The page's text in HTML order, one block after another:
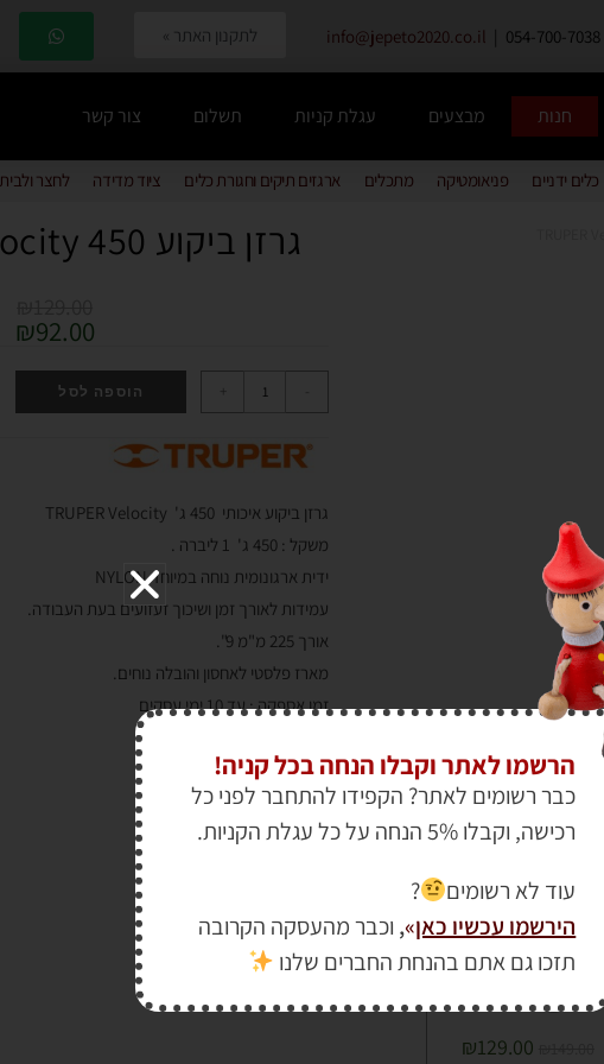
info@jepeto2020.co.il לתקנון האתר »
חנות מבצעים עגלת קניות תשלום צור קשר
כלים ידניים פניאומטיקה מתכלים ארגזים תיקים וחגורת כלים ציוד מדידה לחצר ולבית
גרזן הישרדות רב תכליתי
Roher Pro surviving
₪129.00
גרזן ביקוע 450 TRUPER Velocity
₪92.00
+ הוספה לסל
גרזן ביקוע איכותי 450 ג' TRUPER Velocity
משקל : 450 ג' 1 ליברה .
ידית ארגונומית נוחה במיוחד NYLON
עמידות לאורך זמן ושיכוך זעזועים בעת העבודה.
אורך 225 מ"מ 9".
מארז פלסטי לאחסון והובלה נוחים.
זמן אספקה : עד 10 ימי עסקים
הרשמו לאתר וקבלו הנחה בכל קניה!
כבר רשומים לאתר? הקפידו להתחבר לפני כל
רכישה, וקבלו 5% הנחה על כל עגלת הקניות.
עוד לא רשומים
?
הירשמו עכשיו כאן»
, וכבר מהעסקה הקרובה
תזכו גם אתם בהנחת החברים שלנו